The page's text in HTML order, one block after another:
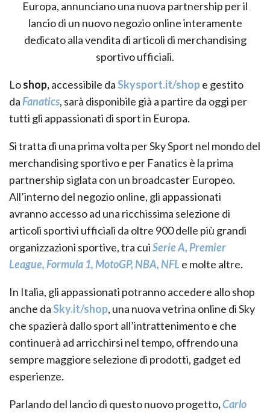
Europa, annunciano una nuova partnership per il
lancio di un nuovo negozio online interamente
dedicato alla vendita di articoli di merchandising
sportivo ufficiali.
Loshop,accessibile daSkysport.it/shope gestito
daFanatics, sarà disponibile già a partire da oggi per
tutti gli appassionati di sport in Europa.
Si tratta di una prima volta per Sky Sport nel mondo del
merchandising sportivo e per Fanatics è la prima
partnership siglata con un broadcaster Europeo.
All’interno del negozio online, gli appassionati
avranno accesso ad una ricchissima selezione di
articoli sportivi ufficiali da oltre 900 delle più grandi
organizzazioni sportive, tra cuiSerie A, Premier
League, Formula 1, MotoGP, NBA, NFL e molte altre.
In Italia, gli appassionati potranno accedere allo shop
anche daSky.it/shop, una nuova vetrina online di Sky
che spazierà dallo sport all’intrattenimento e che
continuerà ad arricchirsi nel tempo, offrendo una
sempre maggiore selezione di prodotti, gadget ed
esperienze.
Parlando del lancio di questo nuovo progetto,Carlo